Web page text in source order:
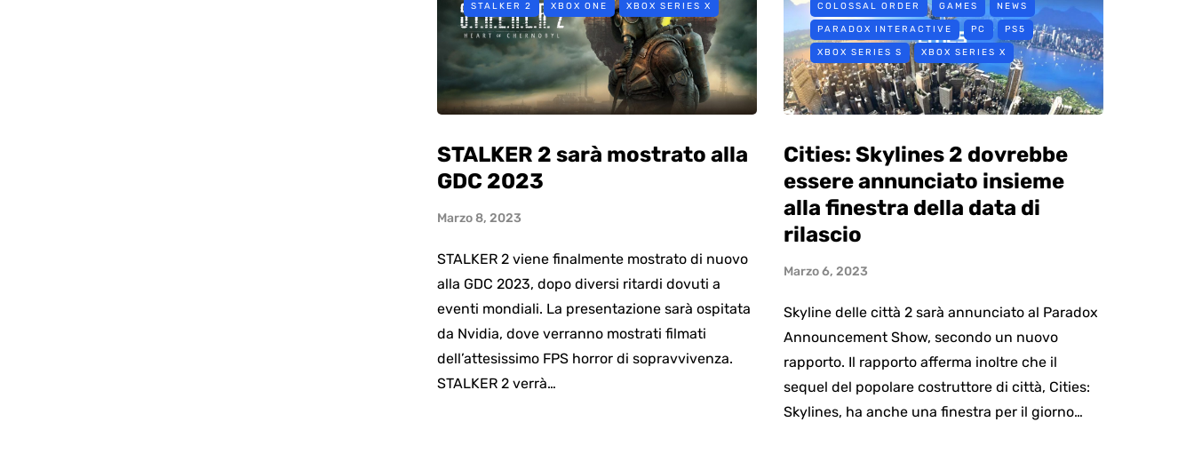
STALKER 2 XBOX ONE XBOX SERIES X
STALKER 2 sarà mostrato alla
GDC 2023
Marzo 8, 2023
STALKER 2 viene finalmente mostrato di nuovo
alla GDC 2023, dopo diversi ritardi dovuti a
eventi mondiali. La presentazione sarà ospitata
da Nvidia, dove verranno mostrati filmati
dell’attesissimo FPS horror di sopravvivenza.
STALKER 2 verrà…
COLOSSAL ORDER GAMES NEWS
PARADOX INTERACTIVE PC PS5
XBOX SERIES S XBOX SERIES X
Cities: Skylines 2 dovrebbe
essere annunciato insieme
alla finestra della data di
rilascio
Marzo 6, 2023
Skyline delle città 2 sarà annunciato al Paradox
Announcement Show, secondo un nuovo
rapporto. Il rapporto afferma inoltre che il
sequel del popolare costruttore di città, Cities:
Skylines, ha anche una finestra per il giorno…